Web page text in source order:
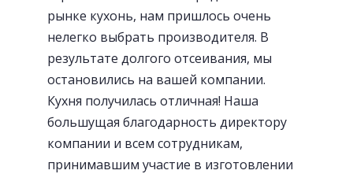
Лотки для приборов
рынке кухонь, нам пришлось очень
нелегко выбрать производителя. В
результате долгого отсеивания, мы
остановились на вашей компании.
Кухня получилась отличная! Наша
большущая благодарность директору
компании и всем сотрудникам,
принимавшим участие в изготовлении